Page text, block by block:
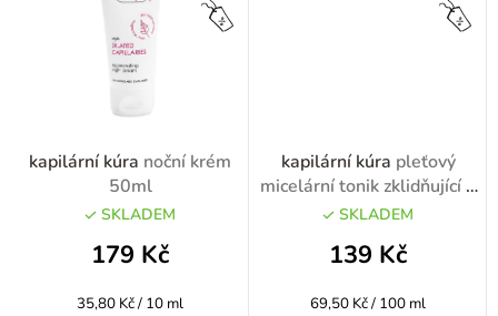
kapilární kúra noční krém
50ml
SKLADEM
179 Kč
Měrná
35,80 Kč / 10 ml
kapilární kúra pleťový
micelární tonik zklidňující a
posilující 200ml
SKLADEM
139 Kč
Měrná
69,50 Kč / 100 ml